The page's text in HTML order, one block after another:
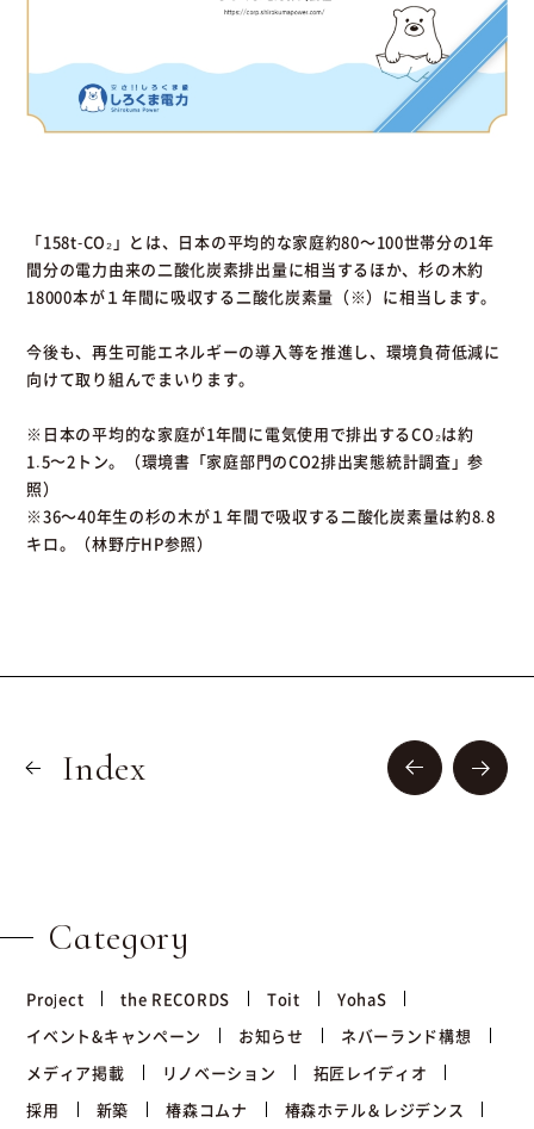
「158t-CO₂」とは、日本の平均的な家庭約80～100世帯分の1年
間分の電力由来の二酸化炭素排出量に相当するほか、杉の木約
18000本が１年間に吸収する二酸化炭素量（※）に相当します。
今後も、再生可能エネルギーの導入等を推進し、環境負荷低減に
向けて取り組んでまいります。
※日本の平均的な家庭が1年間に電気使用で排出するCO₂は約
1.5〜2トン。（環境書「家庭部門のCO2排出実態統計調査」参
照）
※36～40年生の杉の木が１年間で吸収する二酸化炭素量は約8.8
キロ。（林野庁HP参照）
Index
Category
Project the RECORDS Toit
YohaS
イベント&キャンペーン
お知らせ
ネバーランド構想
メディア掲載
リノベーション
拓匠レイディオ
採用
新築 椿森コムナ
椿森ホテル＆レジデンス